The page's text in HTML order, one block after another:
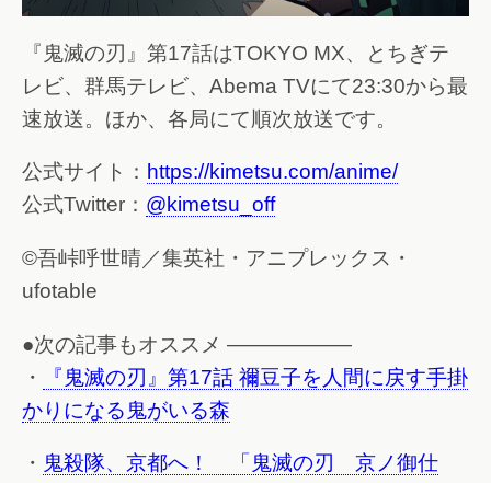
『鬼滅の刃』第17話はTOKYO MX、とちぎテ
レビ、群馬テレビ、Abema TVにて23:30から最
速放送。ほか、各局にて順次放送です。
公式サイト： https://kimetsu.com/anime/
公式Twitter： @kimetsu_off
©吾峠呼世晴／集英社・アニプレックス・
ufotable
●次の記事もオススメ ——————
・
『鬼滅の刃』第17話 禰豆子を人間に戻す手掛
かりになる鬼がいる森
・ 鬼殺隊、京都へ！ 「鬼滅の刃 京ノ御仕